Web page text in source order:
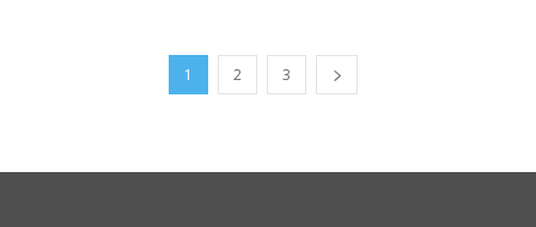
1 2 3